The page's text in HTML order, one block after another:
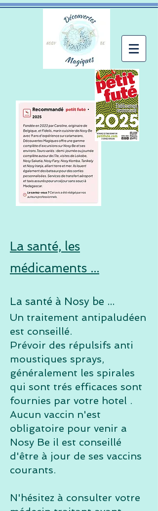
La santé, les
médicaments ...
La santé à Nosy be ...
Un traitement antipaludéen
est conseillé.
Prévoir des répulsifs anti
moustiques sprays,
généralement les spirales
qui sont trés efficaces sont
fournies par votre hotel .
Aucun vaccin n'est
obligatoire pour venir a
Nosy Be il est conseillé
d'être à jour de ses vaccins
courants.
N'hésitez à consulter votre